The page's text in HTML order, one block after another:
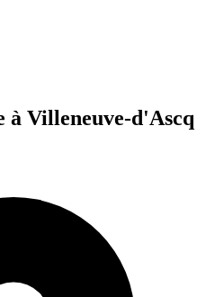
à Villeneuve-d'Ascq